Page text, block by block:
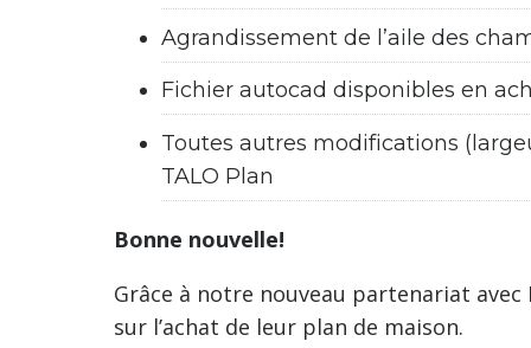
Agrandissement de l’aile des
Fichier autocad disponibles en
Toutes autres modifications
TALO Plan
Bonne nouvelle!
Grâce à notre nouveau partenariat avec
sur l’achat de leur plan de maison.